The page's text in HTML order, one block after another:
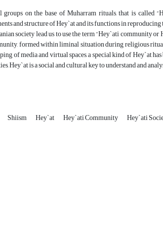
on the base of Muharram rituals, that is
and structure of Hey`at and its functions in
society lead us to use the term “Hey`ati community
formed within liminal situation during religious
of media and virtual spaces, a special kind of Hey`at
Hey`at is a social and cultural key to understand and
Shiism Hey`at Hey`ati Community Hey`ati